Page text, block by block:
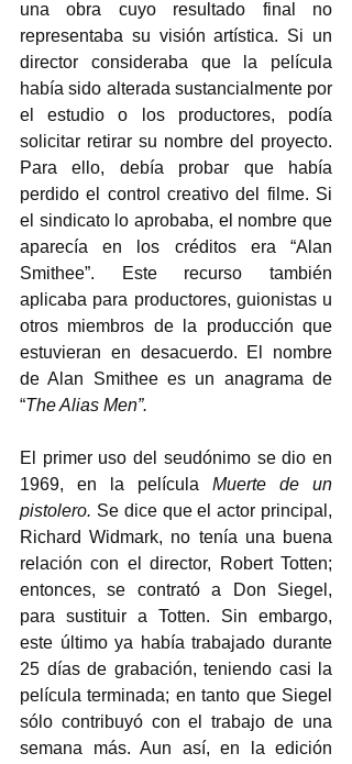
una obra cuyo resultado final no
representaba su visión artística. Si un
director consideraba que la película
había sido alterada sustancialmente por
el estudio o los productores, podía
solicitar retirar su nombre del proyecto.
Para ello, debía probar que había
perdido el control creativo del filme. Si
el sindicato lo aprobaba, el nombre que
aparecía en los créditos era “Alan
Smithee”. Este recurso también
aplicaba para productores, guionistas u
otros miembros de la producción que
estuvieran en desacuerdo. El nombre
de Alan Smithee es un anagrama de
“The Alias Men”.
El primer uso del seudónimo se dio en
1969, en la película Muerte de un
pistolero. Se dice que el actor principal,
Richard Widmark, no tenía una buena
relación con el director, Robert Totten;
entonces, se contrató a Don Siegel,
para sustituir a Totten. Sin embargo,
este último ya había trabajado durante
25 días de grabación, teniendo casi la
película terminada; en tanto que Siegel
sólo contribuyó con el trabajo de una
semana más. Aun así, en la edición